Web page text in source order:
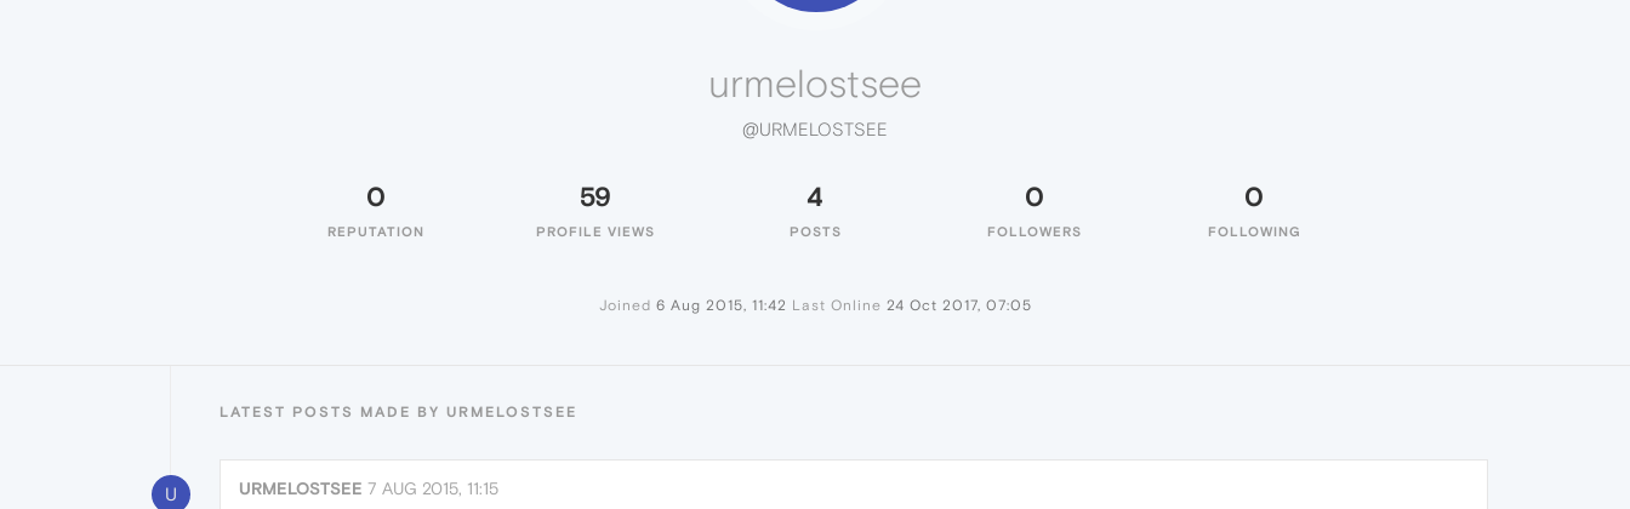
urmelostsee
@URMELOSTSEE
0
REPUTATION
59
PROFILE VIEWS
4
POSTS
0
FOLLOWERS
0
FOLLOWING
Joined 6 Aug 2015, 11:42 Last Online 24 Oct 2017, 07:05
LATEST POSTS MADE BY URMELOSTSEE
U URMELOSTSEE 7 AUG 2015, 11:15